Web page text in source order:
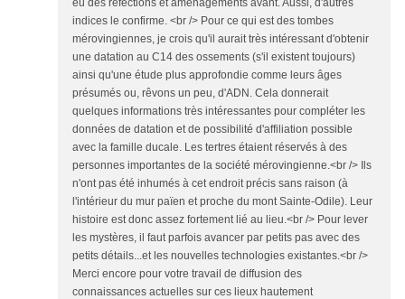
indices le confirme. <br /> Pour ce qui est des tombes
mérovingiennes, je crois qu'il aurait très intéressant d'obtenir
une datation au C14 des ossements (s'il existent toujours)
ainsi qu'une étude plus approfondie comme leurs âges
présumés ou, rêvons un peu, d'ADN. Cela donnerait
quelques informations très intéressantes pour compléter les
données de datation et de possibilité d'affiliation possible
avec la famille ducale. Les tertres étaient réservés à des
personnes importantes de la société mérovingienne.<br /> Ils
n'ont pas été inhumés à cet endroit précis sans raison (à
l'intérieur du mur païen et proche du mont Sainte-Odile). Leur
histoire est donc assez fortement lié au lieu.<br /> Pour lever
les mystères, il faut parfois avancer par petits pas avec des
petits détails...et les nouvelles technologies existantes.<br />
Merci encore pour votre travail de diffusion des
connaissances actuelles sur ces lieux hautement